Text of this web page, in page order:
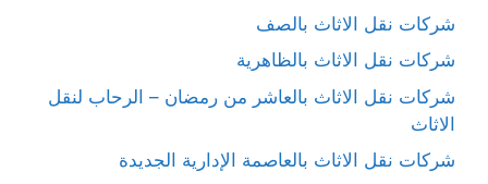
شركات نقل الاثاث بالصف
شركات نقل الاثاث بالظاهرية
شركات نقل الاثاث بالعاشر من رمضان – الرحاب لنقل
الاثاث
شركات نقل الاثاث بالعاصمة الإدارية الجديدة